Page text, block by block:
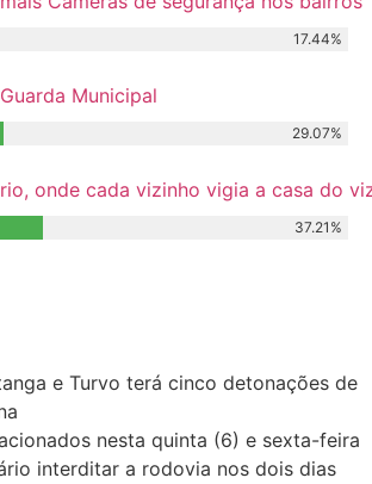
17.44%
Municipal
29.07%
onde cada vizinho vigia a casa do
37.21%
e Turvo terá cinco detonações de
nesta quinta (6) e sexta-feira
interditar a rodovia nos dois dias